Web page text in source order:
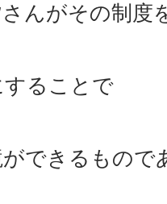
んがその制度
ることで
できるもので